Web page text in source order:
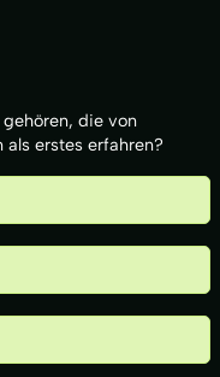
die von
erstes erfahren?